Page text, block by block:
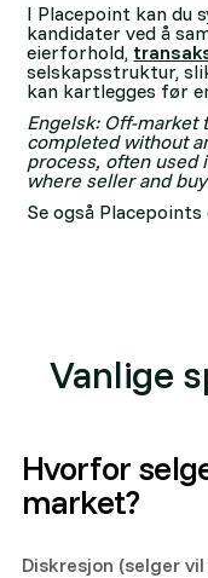
I Placepoint kan du
kandidater ved å
eierforhold,
selskapsstruktur,
kan kartlegges før
Engelsk: Off-market
completed without
process, often used
where seller and
Se også
Vanlige
Hvorfor
market?
Diskresjon (selger